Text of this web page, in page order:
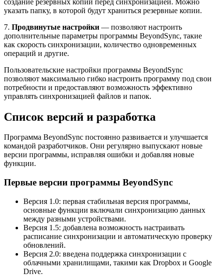
указать папку, в которой будут храниться резервные копии.
7. Продвинутые настройки — позволяют настроить
дополнительные параметры программы BeyondSync, такие
как скорость синхронизации, количество одновременных
операций и другие.
Пользовательские настройки программы BeyondSync
позволяют максимально гибко настроить программу под свои
потребности и предоставляют возможность эффективно
управлять синхронизацией файлов и папок.
Список версий и разработка
Программа BeyondSync постоянно развивается и улучшается
командой разработчиков. Они регулярно выпускают новые
версии программы, исправляя ошибки и добавляя новые
функции.
Первые версии программы BeyondSync
Версия 1.0: первая стабильная версия программы,
основные функции включали синхронизацию данных
между разными устройствами.
Версия 1.5: добавлена возможность настраивать
расписание синхронизации и автоматическую проверку
обновлений.
Версия 2.0: введена поддержка синхронизации с
облачными хранилищами, такими как Dropbox и Google
Drive.